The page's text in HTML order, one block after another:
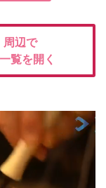
周辺で
覧を開く